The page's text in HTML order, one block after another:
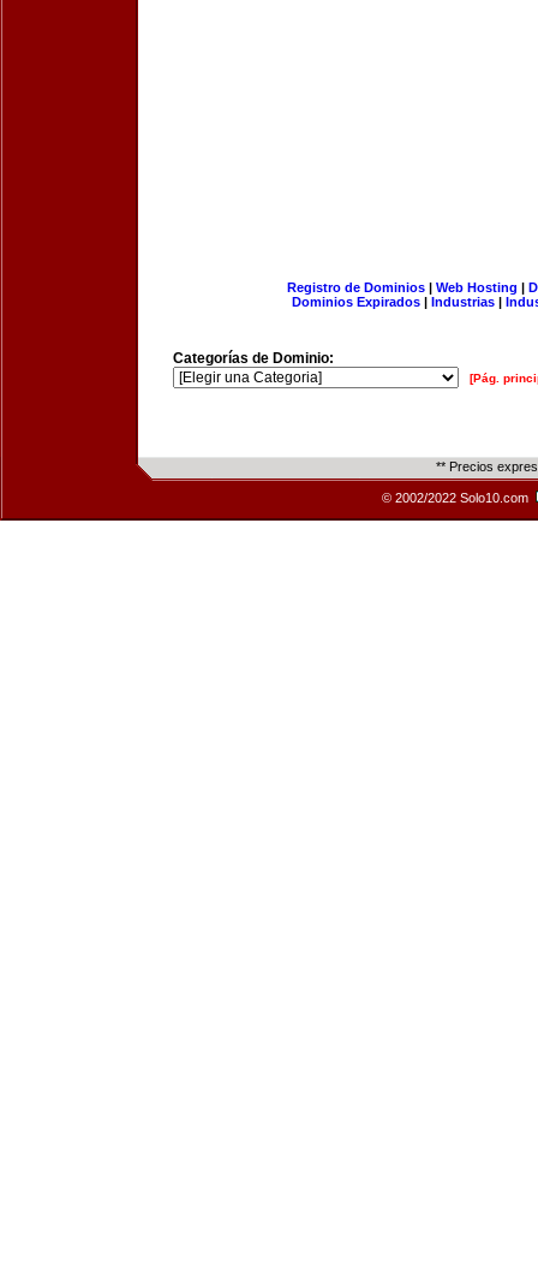
Registro de Dominios| Web Hosting |
Dominios Expirados | Industrias |
Categorías de Dominio:
[Pág.
** Precios
© 2002/2022 Solo10.com